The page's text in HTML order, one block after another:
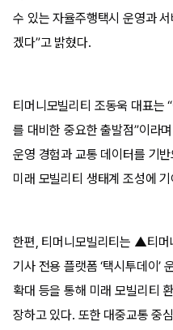
수 있는 자율주행택시 운영과
겠다”고 밝혔다.
티머니모빌리티 조동욱 대표는
를 대비한 중요한 출발점”이라
운영 경험과 교통 데이터를 기
미래 모빌리티 생태계 조성에
한편, 티머니모빌리티는 ▲티
기사 전용 플랫폼 ‘택시투데이
확대 등을 통해 미래 모빌리티
장하고 있다. 또한 대중교통 중